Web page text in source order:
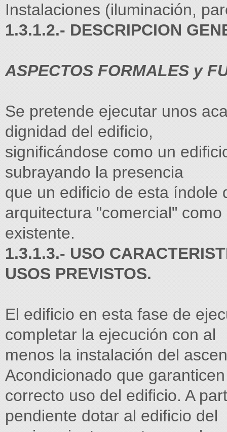
Instalaciones (iluminación,
1.3.1.2.- DESCRIPCION
ASPECTOS FORMALES y
Se pretende ejecutar unos
dignidad del edificio,
significándose como un
subrayando la presencia
que un edificio de esta índole
arquitectura "comercial" como
existente.
1.3.1.3.- USO
USOS PREVISTOS.
El edificio en esta fase de
completar la ejecución con al
menos la instalación del
Acondicionado que
correcto uso del edificio. A
pendiente dotar al edificio del